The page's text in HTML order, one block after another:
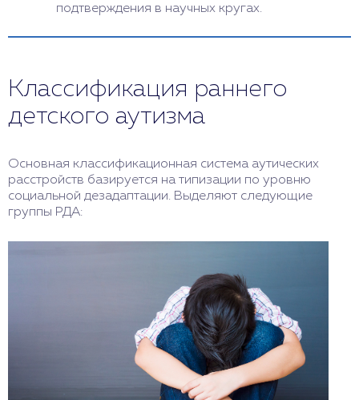
подтверждения в научных кругах.
Классификация раннего
детского аутизма
Основная классификационная система аутических
расстройств базируется на типизации по уровню
социальной дезадаптации. Выделяют следующие
группы РДА: